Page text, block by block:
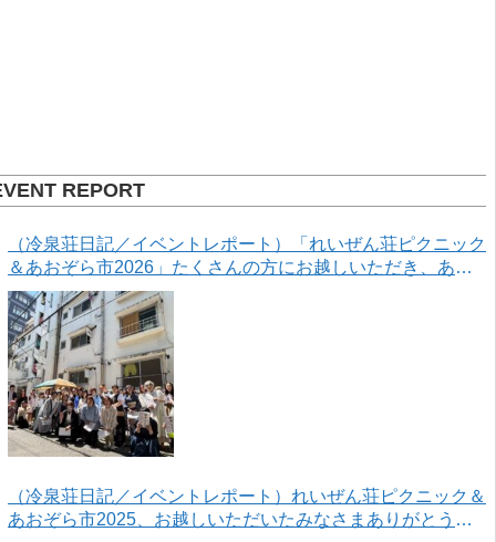
REPORT
（冷泉荘日記／イベントレポート）「れいぜん荘ピクニック
＆あおぞら市2026」たくさんの方にお越しいただき、あり
がとうございました！
（冷泉荘日記／イベントレポート）れいぜん荘ピクニック＆
あおぞら市2025、お越しいただいたみなさまありがとうご